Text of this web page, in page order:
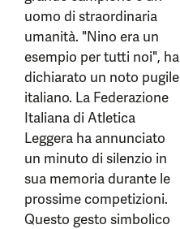
uomo di straordinaria
umanità. "Nino era un
esempio per tutti noi", ha
dichiarato un noto pugile
italiano. La Federazione
Italiana di Atletica
Leggera ha annunciato
un minuto di silenzio in
sua memoria durante le
prossime competizioni.
Questo gesto simbolico